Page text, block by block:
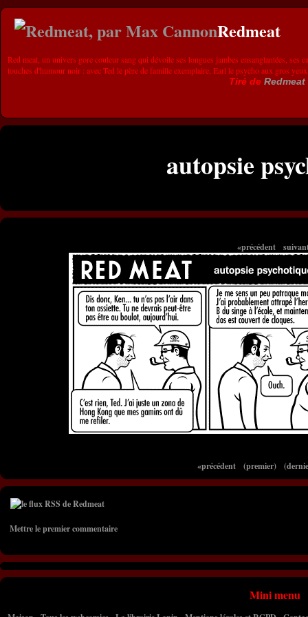
Redmeat
Red meat, un univers gore couleur sang qui dévoile ses longues jambes ensanglantées, ses
touches d'humour noir : avec Ted le père de famille exemplaire, Earl le psycho aux gros
Tiré de Redmeat
autopsie
«précédent
«précédent (premier)
Mettre le premier commentaire
Mini menu